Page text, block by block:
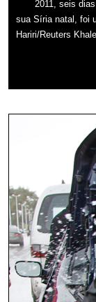
2011, seis
sua Síria natal, foi
Hariri/Reuters